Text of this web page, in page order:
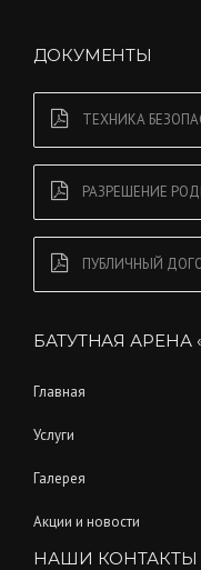
ДОКУМЕНТЫ
ТЕХНИКА
РАЗРЕШЕНИЕ
ПУБЛИЧНЫЙ
БАТУТНАЯ АРЕНА
Главная
Услуги
Галерея
Акции и новости
НАШИ КОНТАКТЫ